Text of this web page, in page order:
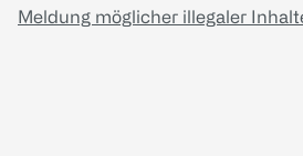
Meldung möglicher illegaler